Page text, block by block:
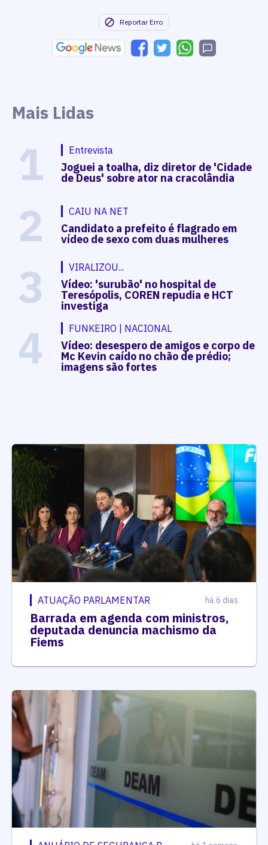
Reportar Erro
Mais Lidas
1 Entrevista
Joguei a toalha, diz diretor de 'Cidade
de Deus' sobre ator na cracolândia
2 CAIU NA NET
Candidato a prefeito é flagrado em
vídeo de sexo com duas mulheres
3 VIRALIZOU...
Vídeo: 'surubão' no hospital de
Teresópolis, COREN repudia e HCT
investiga
4 FUNKEIRO | NACIONAL
Vídeo: desespero de amigos e corpo de
Mc Kevin caído no chão de prédio;
imagens são fortes
ATUAÇÃO PARLAMENTAR há 6 dias
Barrada em agenda com ministros,
deputada denuncia machismo da
Fiems